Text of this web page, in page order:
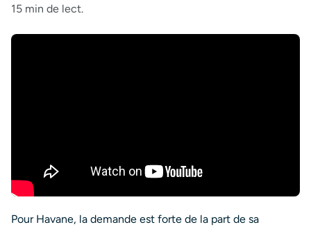
15 min de lect.
Pour Havane, la demande est forte de la part de sa